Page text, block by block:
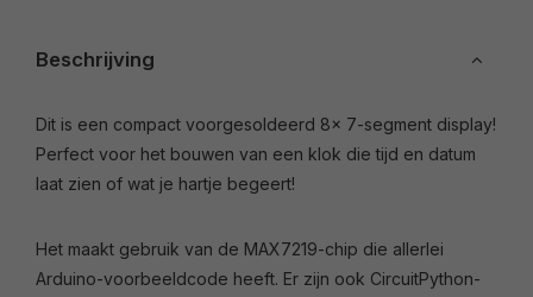
Beschrijving
Dit is een compact voorgesoldeerd 8x 7-segment display!
Perfect voor het bouwen van een klok die tijd en datum
laat zien of wat je hartje begeert!
Het maakt gebruik van de MAX7219-chip die allerlei
Arduino-voorbeeldcode heeft. Er zijn ook CircuitPython-